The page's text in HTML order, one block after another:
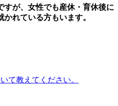
すが、女性でも産休・育休後に
れている方もいます。
て教えてください。